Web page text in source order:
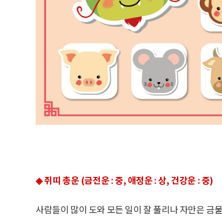
◈ 쥐띠 총운 (금전운 : 중, 애정운 : 상, 건강운 : 중)
사람들이 많이 도와 모든 일이 잘 풀리나 자만은 금